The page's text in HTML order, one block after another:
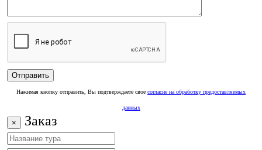
Нажимая кнопку отправить, Вы подтверждаете свое согласие на обработку предоставляемых
данных
× Заказ